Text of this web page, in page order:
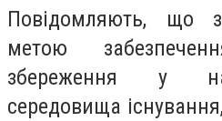
Повідомляють, що
метою
збереження у
середовища